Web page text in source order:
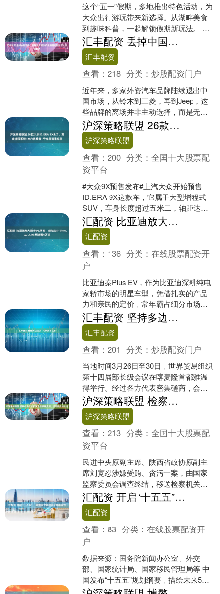
这个“五一”假期，多地推出特色活动，为
大众出行游玩带来新选择。从湖畔美食
到趣味科普，一起解锁假期新玩法。 这
个“五一”假期，内蒙古启动“最美黄金季·
畅游内蒙古”....
汇丰配资 丢掉中国市场，世界车企错失的是销量跃升与巨大发展机遇
汇丰配资
查看：218 分类：炒股配资门户
近年来，多家外资汽车品牌陆续退出中
国市场，从铃木到三菱，再到Jeep，这
些品牌的离场并非主动选择，而是无法
适应中国消费市场的快速变革。中国连
续多年稳居全球最大汽....
沪深策略联盟 26款大众ID.ERA 9X来了，黄金增程系统+舱内低噪音+亏电能高速巡航
沪深策略联盟
查看：200 分类：全国十大股票配
资平台
#大众9X预售发布#上汽大众开始预售
ID.ERA 9X这款车，它属于大型增程式
SUV，车身长度超过五米二，轴距达到
三米零七，比汉兰达还要大一些，全系
只提供六座版....
汇配资 比亚迪放大招!纯电轿跑，续航达510km，从12.98万降到9万多
汇配资
查看： 136 分类：在线股票配资开
户
比亚迪秦Plus EV，作为比亚迪深耕纯电
家轿市场的明星车型，凭借扎实的产品
力和亲民的定价，常年霸占细分市场销
量榜单。2025款智驾版510KM超越型更
是放大招....
汇丰配资 坚持多边主义 共享贸易红利
汇丰配资
查看：201 分类：炒股配资门户
当地时间3月26日至30日，世界贸易组织
第十四届部长级会议在喀麦隆首都雅温
得举行。经过各方代表密集磋商，会议
达成多项务实成果，展现多边贸易体制
的韧性，重振国际社....
沪深策略联盟 检察机关依法对刘宽忍涉嫌受贿、贪污案提起公诉
沪深策略联盟
查看：213 分类：全国十大股票配
资平台
民进中央原副主席、陕西省政协原副主
席刘宽忍涉嫌受贿、贪污一案，由国家
监察委员会调查终结，移送检察机关审
查起诉。最高人民检察院依法以涉嫌受
贿罪、贪污罪对刘宽忍作出....
汇配资 开启“十五五”，中国向世界提供宝贵稳定性
汇配资
查看：83 分类：在线股票配资开
户
数据来源：国务院新闻办公室、外交
部、国家统计局、国家移民管理局等 中
国发布“十五五”规划纲要，描绘未来5年
发展的宏伟蓝图，向世界提供宝贵的稳